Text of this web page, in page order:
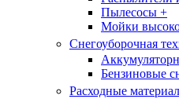
Пылесосы +
Мойки
Снегоуборочная
Бензиновые
Расходные